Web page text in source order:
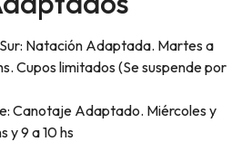
Natación Adaptada. Martes a
Cupos limitados (Se suspende por
Canotaje Adaptado. Miércoles y
y 9 a 10 hs